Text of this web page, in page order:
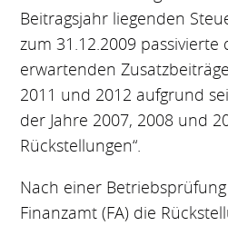
Beitragsjahr liegenden
zum 31.12.2009 passivierte
erwartenden
2011 und 2012 aufgrund
der Jahre 2007, 2008 und
Rückstellungen“.
Nach einer
Finanzamt (FA) die